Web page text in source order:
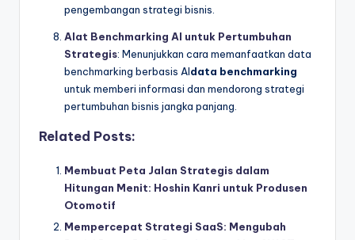
pengembangan strategi bisnis.
Alat Benchmarking AI untuk Pertumbuhan
Strategis: Menunjukkan cara memanfaatkan data
benchmarking berbasis AIdata benchmarking
untuk memberi informasi dan mendorong strategi
pertumbuhan bisnis jangka panjang.
Related Posts:
Membuat Peta Jalan Strategis dalam
Hitungan Menit: Hoshin Kanri untuk Produsen
Otomotif
Mempercepat Strategi SaaS: Mengubah